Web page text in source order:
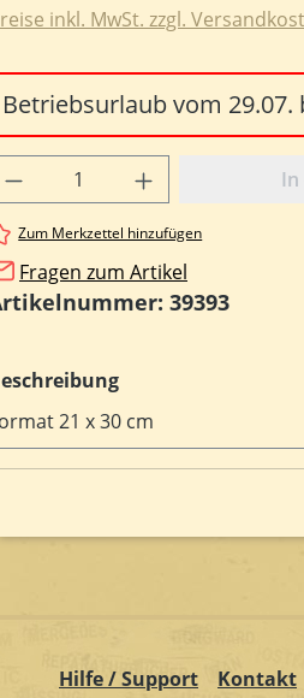
inkl. MwSt. zzgl.
Betriebsurlaub vom 29.07.
Anzahl: Gib den
Zum Merkzettel hinzufügen
Fragen zum Artikel
39393
21 x 30 cm
Hilfe / Support Kontakt